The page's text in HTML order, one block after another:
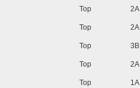
Top 2A
Top 2A
Top 3B
Top 2A
Top 1A